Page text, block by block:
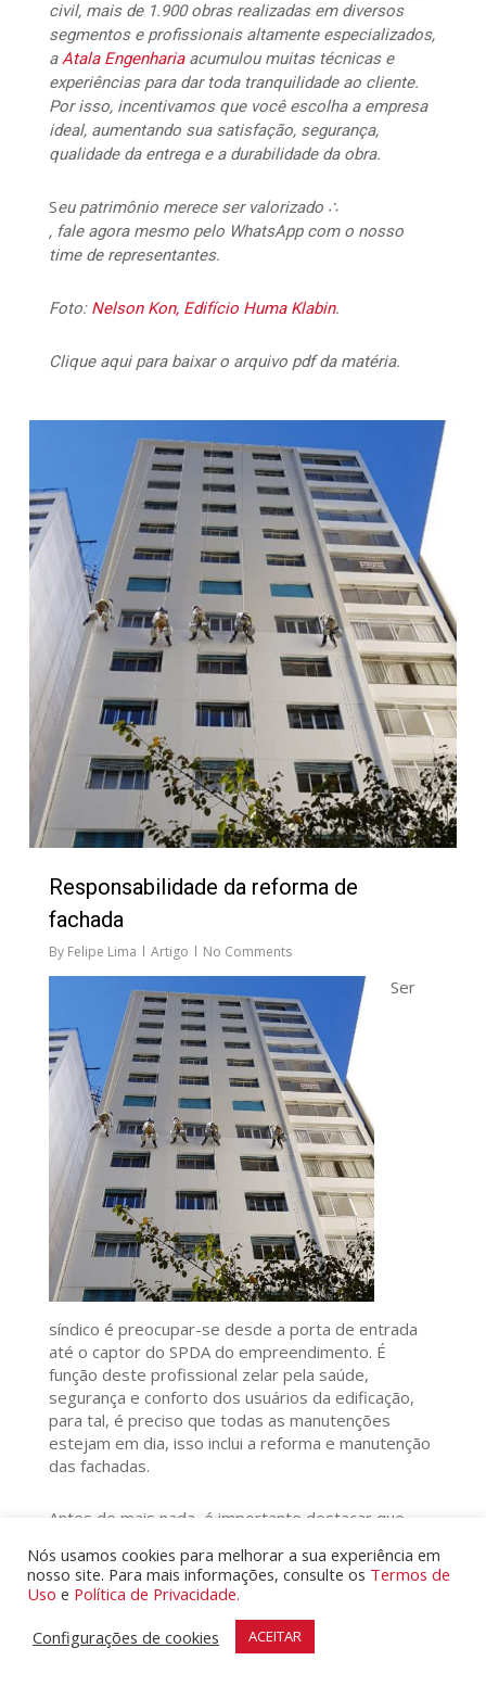
civil, mais de 1.900 obras realizadas em diversos
segmentos e profissionais altamente especializados,
aAtala Engenhariaacumulou muitas técnicas e
experiências para dar toda tranquilidade ao cliente.
Por isso, incentivamos que você escolha a empresa
ideal, aumentando sua satisfação, segurança,
qualidade da entrega e a durabilidade da obra.
Seu patrimônio merece ser valorizado ∴
, fale agora mesmo pelo WhatsApp com o nosso
time de representantes.
Foto: Nelson Kon, Edifício Huma Klabin.
Clique aqui para baixar o arquivo pdf da matéria.
Responsabilidade da reforma de
fachada
By Felipe Lima Artigo No Comments
Ser
síndico é preocupar-se desde a porta de entrada
até o captor do SPDA do empreendimento. É
função deste profissional zelar pela saúde,
segurança e conforto dos usuários da edificação,
para tal, é preciso que todas as manutenções
estejam em dia, isso inclui a reforma e manutenção
das fachadas.
Antes de mais nada, é importante destacar que
distintas, contudo, a responsabilidade de ambas é
do síndico.
Na cidade de São Paulo, esse serviço é obrigatório
Nós usamos cookies para melhorar a sua experiência em
nosso site. Para mais informações, consulte os Termos de
Uso e Política de Privacidade.
Configurações de cookies
ACEITAR